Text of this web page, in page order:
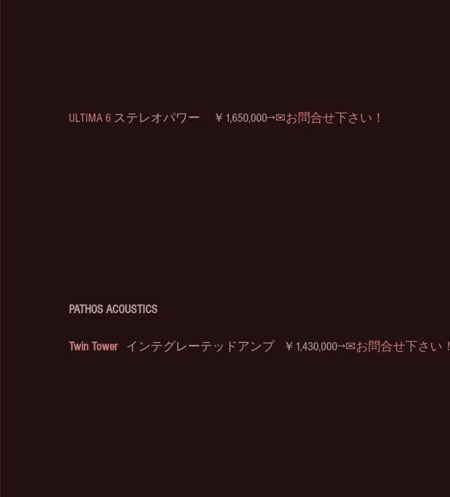
ULTIMA 6 ステレオパワー　￥1,650,000→✉お問合せ下さい！
PATHOS ACOUSTICS
Twin Tower インテグレーテッドアンプ   ￥1,430,000→✉お問合せ下さい！